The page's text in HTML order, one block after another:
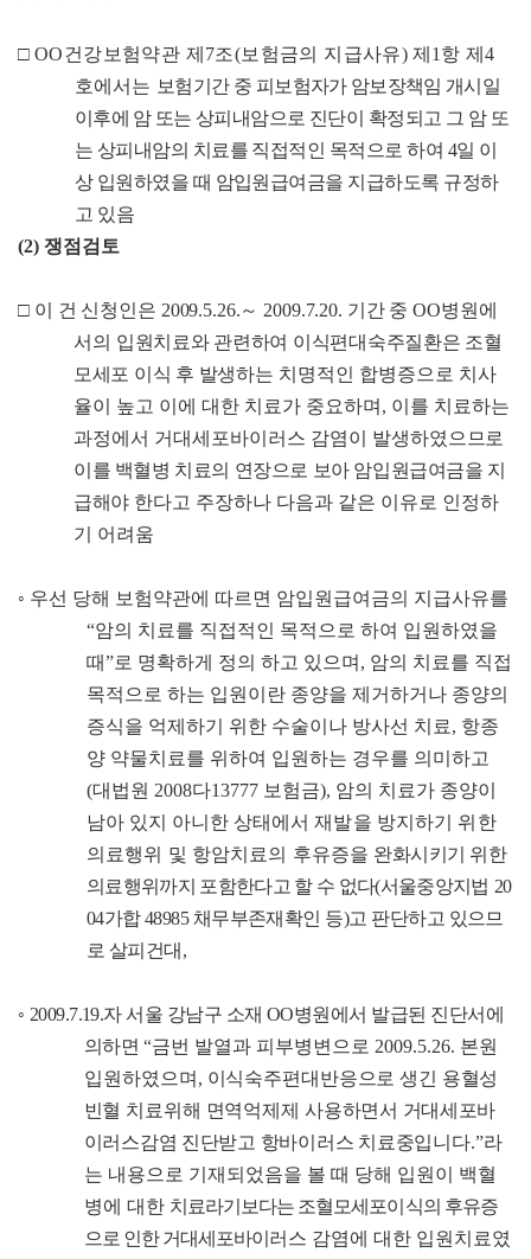
□ OO건강보험약관 제 7조(보험금의 지급사유)제 1 항 제 4
호에서는 보험기간 중 피보험자가 암보장책임 개시일
이후에 암 또는 상피내암으로 진단이 확정되고 그 암 또
는 상피내암의 치료를 직접적인 목적 으로 하여 4일 이
상 입원하였을 때 암입원급여금을 지급하도록 규정하
고 있음
(2) 쟁점검토
□ 이 건 신청인은 2009.5.26.～ 2009.7.20. 기간 중OO병원에
서 의 입원치료와 관련하여 이식편대숙주질환은 조혈
모세포 이식 후 발생하는 치명적인 합병증으로 치사
율이 높고 이에 대한 치료가 중요하며 , 이를 치료하는
과정에서 거대세포바이러스 감염이 발생하였 으므로
이를 백혈병 치료의 연장으로 보아 암입원급여금을 지
급해야 한다고 주장하나 다음과 같은 이유로 인정하
기 어려움
◦ 우선 당해 보험약관에 따르면 암입원급여금의 지급사유를
“암의 치료를 직접적인 목적으로 하여 입원하였을
때”로 명확하게 정의 하고 있으며 , 암의 치료를 직접
목적으로 하는 입원이란 종양을 제거하거나 종양의
증식을 억제하기 위한 수술이나 방사선 치료, 항종
양 약물치료를 위하여 입원하는 경우를 의미하고
(대법원 2008다13777 보험금), 암의 치료가 종양이
남아 있지 아니한 상태 에서 재발을 방지하기 위한
의료행위 및 항암치료의 후유증을 완화시키기 위한
의료행위까지 포함한다고 할 수 없다(서울중앙지 법 20
04가합48985 채무부존재확인 등)고 판단하고 있으므
로 살피건대 ,
◦ 2009.7.19.자 서울 강남구 소재OO병원에서 발급된 진단서 에
의하면 “금번 발열과 피부병변으로 2009.5.26. 본원
입원하였으며 , 이식숙주편대반응으로 생긴 용혈성
빈혈 치료위해 면역억제제 사용하면서 거대세포바
이러스감염 진단받고 항바이러스 치료중입니 다.”라
는 내용으로 기재되었음을 볼 때 당해 입원이 백혈
병에 대한 치료라기보다는 조혈모세포이식의 후유증
으로 인한 거대세포바이 러스 감염에 대한 입원치료였